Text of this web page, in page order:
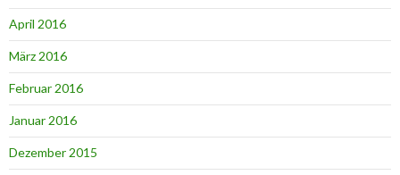
April 2016
März 2016
Februar 2016
Januar 2016
Dezember 2015